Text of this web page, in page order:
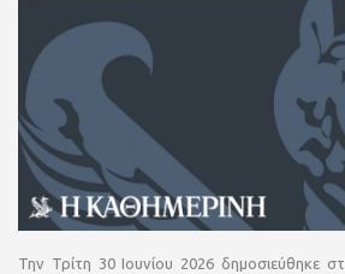
Την Τρίτη 30 Ιουνίου 2026 δημοσιεύθηκε